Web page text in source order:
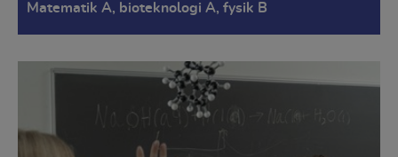
Matematik A, bioteknologi A, fysik B